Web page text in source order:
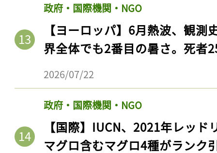
政府・国際機関・NGO
【ヨーロッパ】6月熱波、観
界全体でも2番目の暑さ。死者
2026/07/22
政府・国際機関・NGO
【国際】IUCN、2021年レッ
マグロ含むマグロ4種がランク